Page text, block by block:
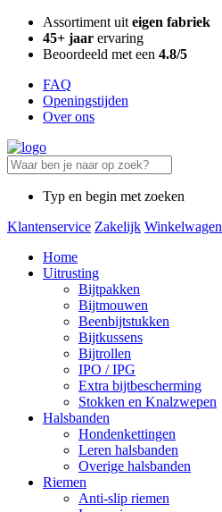
Assortiment uit eigen fabriek
45+ jaar ervaring
Beoordeeld met een 4.8/5
FAQ
Openingstijden
Over ons
Typ en begin met zoeken
Klantenservice Zakelijk Winkelwagen
Home
Uitrusting
Bijtpakken
Bijtmouwen
Beenbijtstukken
Bijtkussens
Bijtrollen
IPO / IPG
Extra bijtbescherming
Stokken en Knalzwepen
Halsbanden
Hondenkettingen
Leren halsbanden
Overige halsbanden
Riemen
Anti-slip riemen